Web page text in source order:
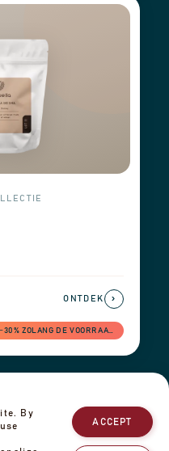
ONTDEK ›
Neem contact met ons op
By
ACCEPT